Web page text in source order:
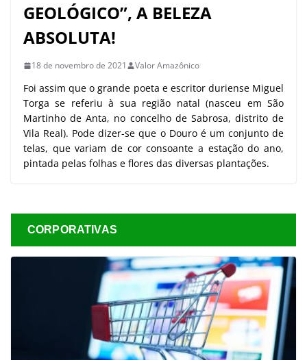
GEOLÓGICO”, A BELEZA
ABSOLUTA!
18 de novembro de 2021 Valor Amazônico
Foi assim que o grande poeta e escritor duriense Miguel
Torga se referiu à sua região natal (nasceu em São
Martinho de Anta, no concelho de Sabrosa, distrito de
Vila Real). Pode dizer-se que o Douro é um conjunto de
telas, que variam de cor consoante a estação do ano,
pintada pelas folhas e flores das diversas plantações.
CORPORATIVAS